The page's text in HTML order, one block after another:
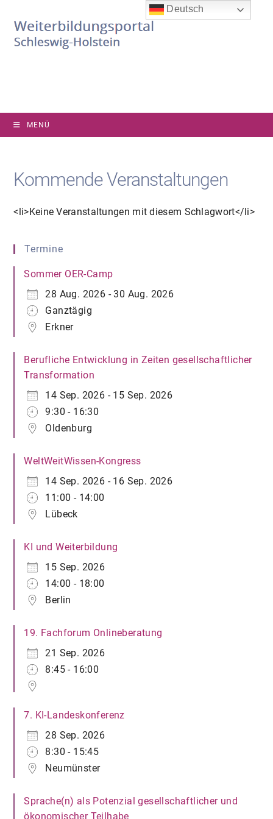
Inhalt
springen
MENÜ
Kommende Veranstaltungen
<li>Keine Veranstaltungen mit diesem Schlagwort</li>
Termine
Sommer OER-Camp
28 Aug. 2026 - 30 Aug. 2026
Ganztägig
Erkner
Berufliche Entwicklung in Zeiten gesellschaftlicher
Transformation
14 Sep. 2026 - 15 Sep. 2026
9:30 - 16:30
Oldenburg
WeltWeitWissen-Kongress
14 Sep. 2026 - 16 Sep. 2026
11:00 - 14:00
Lübeck
KI und Weiterbildung
15 Sep. 2026
14:00 - 18:00
Berlin
19. Fachforum Onlineberatung
21 Sep. 2026
8:45 - 16:00
7. KI-Landeskonferenz
28 Sep. 2026
8:30 - 15:45
Neumünster
Sprache(n) als Potenzial gesellschaftlicher und
ökonomischer Teilhabe
Deutsch